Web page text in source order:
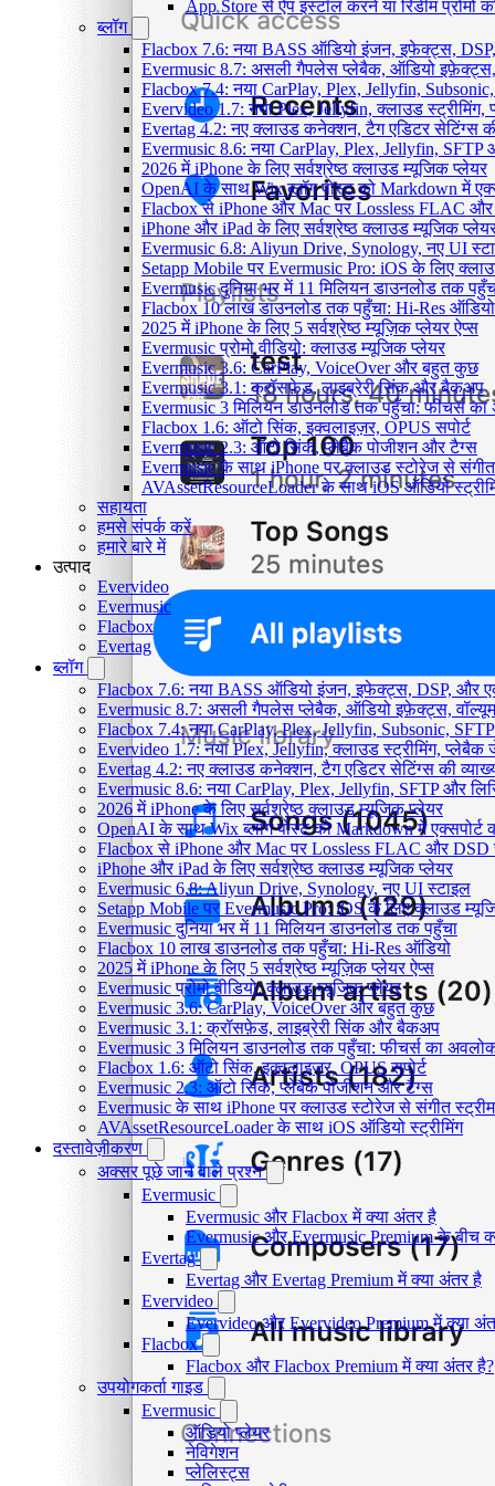
App Store से ऐप इंस्टॉल करने या रिडीम प्रोमो
ब्लॉग
Flacbox 7.6: नया BASS ऑडियो इंजन, इफेक्ट्स,
Evermusic 8.7: असली गैपलेस प्लेबैक, ऑडियो इफ़ेक्ट्स,
Flacbox 7.4: नया CarPlay, Plex, Jellyfin,
Evervideo 1.7: नया Plex, Jellyfin, क्लाउड
Evertag 4.2: नए क्लाउड कनेक्शन, टैग एडिटर सेटिंग्स की
Evermusic 8.6: नया CarPlay, Plex, Jellyfin, SFTP
2026 में iPhone के लिए सर्वश्रेष्ठ क्लाउड म्यूजिक प्लेयर
OpenAI के साथ Wix ब्लॉग पोस्ट को Markdown में
Flacbox से iPhone और Mac पर Lossless FLAC
iPhone और iPad के लिए सर्वश्रेष्ठ क्लाउड म्यूजिक
Evermusic 6.8: Aliyun Drive, Synology, नए UI
Setapp Mobile पर Evermusic Pro: iOS के लिए
Evermusic दुनिया भर में 11 मिलियन डाउनलोड तक
Flacbox 10 लाख डाउनलोड तक पहुँचा: Hi-Res ऑडियो
2025 में iPhone के लिए 5 सर्वश्रेष्ठ म्यूज़िक प्लेयर ऐप्स
Evermusic प्रोमो वीडियो: क्लाउड म्यूजिक प्लेयर
Evermusic 3.6: CarPlay, VoiceOver और बहुत कुछ
Evermusic 3.1: क्रॉसफ़ेड, लाइब्रेरी सिंक और बैकअप
Evermusic 3 मिलियन डाउनलोड तक पहुँचा: फीचर्स
Flacbox 1.6: ऑटो सिंक, इक्वलाइज़र, OPUS सपोर्ट
Evermusic 2.3: ऑटो सिंक, प्लेबैक पोजीशन और टैग्स
Evermusic के साथ iPhone पर क्लाउड स्टोरेज से
AVAssetResourceLoader के साथ iOS ऑडियो
सहायता
हमसे संपर्क करें
हमारे बारे में
उत्पाद
Evervideo
Evermusic
Flacbox
Evertag
ब्लॉग
Flacbox 7.6: नया BASS ऑडियो इंजन, इफेक्ट्स, DSP, और
Evermusic 8.7: असली गैपलेस प्लेबैक, ऑडियो इफ़ेक्ट्स, वॉल्यूम
Flacbox 7.4: नया CarPlay, Plex, Jellyfin, Subsonic,
Evervideo 1.7: नया Plex, Jellyfin, क्लाउड स्ट्रीमिंग, प्लेबैक
Evertag 4.2: नए क्लाउड कनेक्शन, टैग एडिटर सेटिंग्स की
Evermusic 8.6: नया CarPlay, Plex, Jellyfin, SFTP और
2026 में iPhone के लिए सर्वश्रेष्ठ क्लाउड म्यूजिक प्लेयर
OpenAI के साथ Wix ब्लॉग पोस्ट को Markdown में एक्सपोर्ट
Flacbox से iPhone और Mac पर Lossless FLAC और DSD
iPhone और iPad के लिए सर्वश्रेष्ठ क्लाउड म्यूजिक प्लेयर
Evermusic 6.8: Aliyun Drive, Synology, नए UI स्टाइल
Setapp Mobile पर Evermusic Pro: iOS के लिए क्लाउड
Evermusic दुनिया भर में 11 मिलियन डाउनलोड तक पहुँचा
Flacbox 10 लाख डाउनलोड तक पहुँचा: Hi-Res ऑडियो
2025 में iPhone के लिए 5 सर्वश्रेष्ठ म्यूज़िक प्लेयर ऐप्स
Evermusic प्रोमो वीडियो: क्लाउड म्यूजिक प्लेयर
Evermusic 3.6: CarPlay, VoiceOver और बहुत कुछ
Evermusic 3.1: क्रॉसफ़ेड, लाइब्रेरी सिंक और बैकअप
Evermusic 3 मिलियन डाउनलोड तक पहुँचा: फीचर्स का
Flacbox 1.6: ऑटो सिंक, इक्वलाइज़र, OPUS सपोर्ट
Evermusic 2.3: ऑटो सिंक, प्लेबैक पोजीशन और टैग्स
Evermusic के साथ iPhone पर क्लाउड स्टोरेज से संगीत
AVAssetResourceLoader के साथ iOS ऑडियो स्ट्रीमिंग
दस्तावेज़ीकरण
अक्सर पूछे जाने वाले प्रश्न
Evermusic
Evermusic और Flacbox में क्या अंतर है
Evermusic और Evermusic Premium के बीच
Evertag
Evertag और Evertag Premium में क्या अंतर है
Evervideo
Evervideo और Evervideo Premium में क्या
Flacbox
Flacbox और Flacbox Premium में क्या अंतर है?
उपयोगकर्ता गाइड
Evermusic
ऑडियो प्लेयर
नेविगेशन
प्लेलिस्ट्स